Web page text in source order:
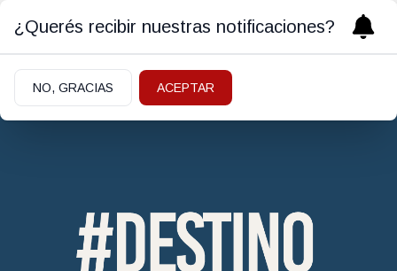
¿Querés recibir nuestras notificaciones?
NO, GRACIAS ACEPTAR